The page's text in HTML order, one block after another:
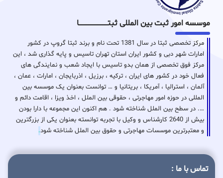
موسسه امور ثبت بین المللی ثبتـــــــــــــــــــــــــــــا
مرکز تخصصی ثبتا در سال 1381 تحت نام و برند ثبتا گروپ در کشور
امارات شهر دبی و کشور ایران استان تهران تاسیس و پایه گذاری شد ، این
مرکز فوق تخصصی از همان بدو تاسیس با ایجاد شعب و نمایندگی های
فعال خود در کشور های ایران ، ترکیه ، برزیل ، اذربایجان ، امارات ، عمان ،
آلمان ، استرالیا ، آمریکا ، بریتانیا و … توانست بعنوان یک موسسه بین
المللی در حوزه امور مهاجرتی ، حقوقی بین الملل ، اخذ ویزا ، اقامت دائم و
…. در سطح بین الملل شناخته شود . هم اکنون این مجموعه با دارا بودن
بیش از 2640 کارشناس و وکیل با تجربه توانسته بعنوان یکی از بزرگترین
و معتبرترین موسسات مهاجرتی و حقوق بین الملل شناخته شود.
تماس با ما :